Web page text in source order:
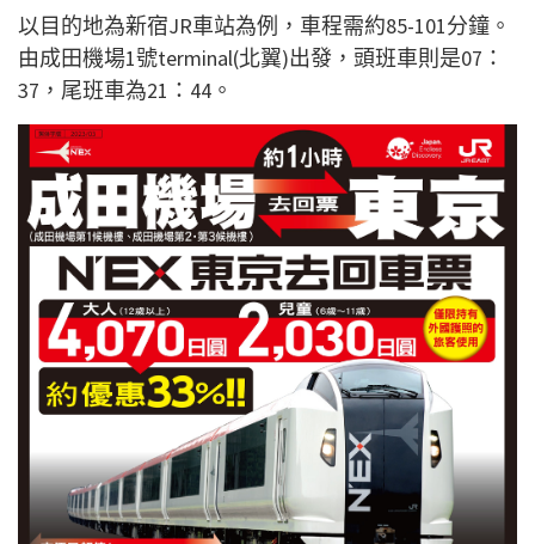
以目的地為新宿JR車站為例，車程需約85-101分鐘。
由成田機場1號terminal(北翼)出發，頭班車則是07：
37，尾班車為21：44。